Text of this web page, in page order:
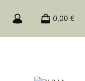
0,00 €